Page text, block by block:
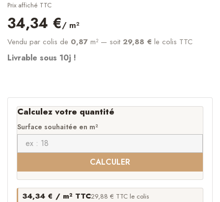
Prix affiché TTC
34,34 €/ m²
Vendu par colis de 0,87 m² — soit 29,88 € le colis TTC
Livrable sous 10j !
Calculez votre quantité
Surface souhaitée en m²
CALCULER
34,34 € / m² TTC29,88 € TTC le colis